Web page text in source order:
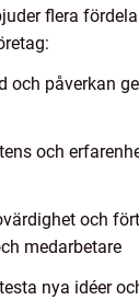
flera
och påverkan
och
och
medarbetare
nya idéer